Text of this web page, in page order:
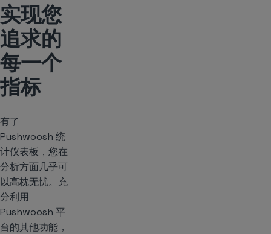
实现您
追求的
每一个
指标
有了
Pushwoosh 统
计仪表板，您在
分析方面几乎可
以高枕无忧。充
分利用
Pushwoosh 平
台的其他功能，